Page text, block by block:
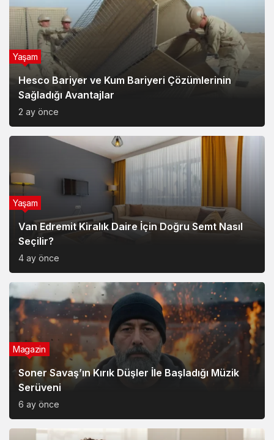
Hesco Bariyer ve Kum Bariyeri Çözümlerinin
Sağladığı Avantajlar
2 ay önce
Yaşam
Van Edremit Kiralık Daire İçin Doğru Semt Nasıl
Seçilir?
4 ay önce
Yaşam
Soner Savaş’ın Kırık Düşler İle Başladığı Müzik
Serüveni
6 ay önce
Magazin